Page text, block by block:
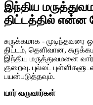
இந்திய
திட்டத்தில் என்ன
சுருக்கமாக - முடிந்தவரை
திட்டம், தெளிவான,
இந்திய மருத்துவமனை
குறைவு. புல்லட்
பயன்படுத்தவும்.
யார் வருவார்கள்